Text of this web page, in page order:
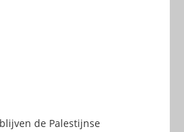
de Palestijnse